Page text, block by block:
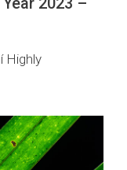
Highly